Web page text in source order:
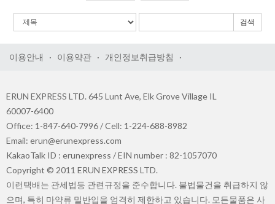
검색
이용안내 · 이용약관 · 개인정보취급방침 ·
ERUN EXPRESS LTD. 645 Lunt Ave, Elk Grove Village IL
60007-6400
Office: 1-847-640-7996 / Cell: 1-224-688-8982
Email: erun@erunexpress.com
KakaoTalk ID : erunexpress / EIN number : 82-1057070
Copyright © 2011 ERUN EXPRESS LTD.
이런택배는 관세법등 관련규정을 준수합니다. 불법물건을 취급하지 않
으며, 특히 마약류 밀반입을 엄격히 제한하고 있습니다. 모든물품은 사